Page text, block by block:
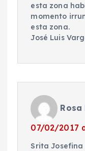
esta zona
momento
esta zona.
José Luis
Rosa
07/02/2017
Srita